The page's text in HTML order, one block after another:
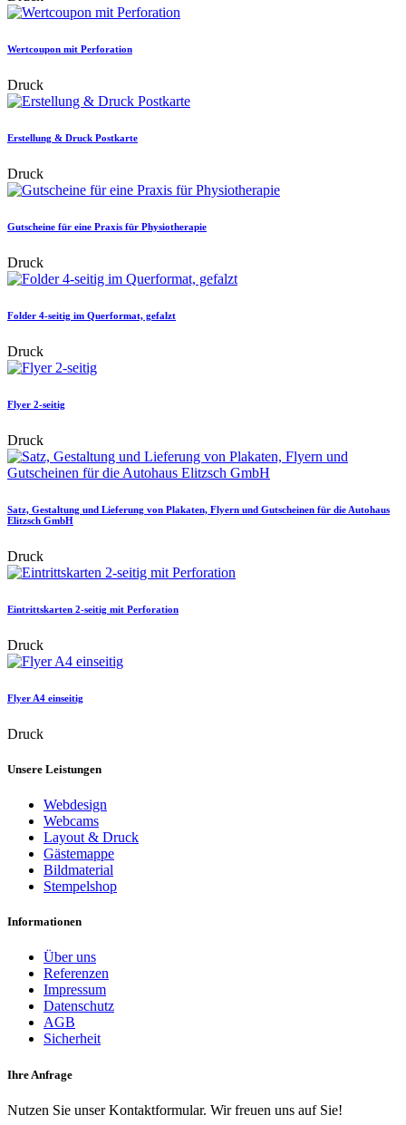
Wertcoupon mit Perforation
Druck
Erstellung & Druck Postkarte
Druck
Gutscheine für eine Praxis für Physiotherapie
Druck
Folder 4-seitig im Querformat, gefalzt
Druck
Flyer 2-seitig
Druck
Satz, Gestaltung und Lieferung von Plakaten, Flyern und Gutscheinen für die Autohaus
Elitzsch GmbH
Druck
Eintrittskarten 2-seitig mit Perforation
Druck
Flyer A4 einseitig
Druck
Unsere Leistungen
Webdesign
Webcams
Layout & Druck
Gästemappe
Bildmaterial
Stempelshop
Informationen
Über uns
Referenzen
Impressum
Datenschutz
AGB
Sicherheit
Ihre Anfrage
Nutzen Sie unser Kontaktformular. Wir freuen uns auf Sie!